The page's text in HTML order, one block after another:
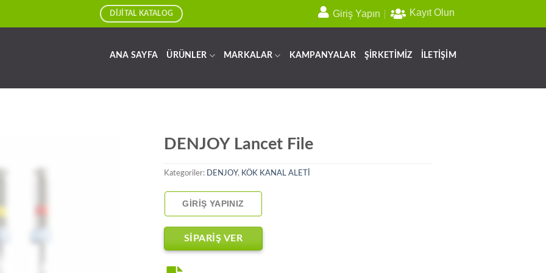
DİJİTAL KATALOG Giriş Yapın Kayıt Olun
ANA SAYFA ÜRÜNLER MARKALAR KAMPANYALAR ŞİRKETİMİZ İLETİŞİM
DENJOY Lancet File
Kategoriler: DENJOY, KÖK KANAL ALETİ
GIRIŞ YAPINIZ
SİPARİŞ VER